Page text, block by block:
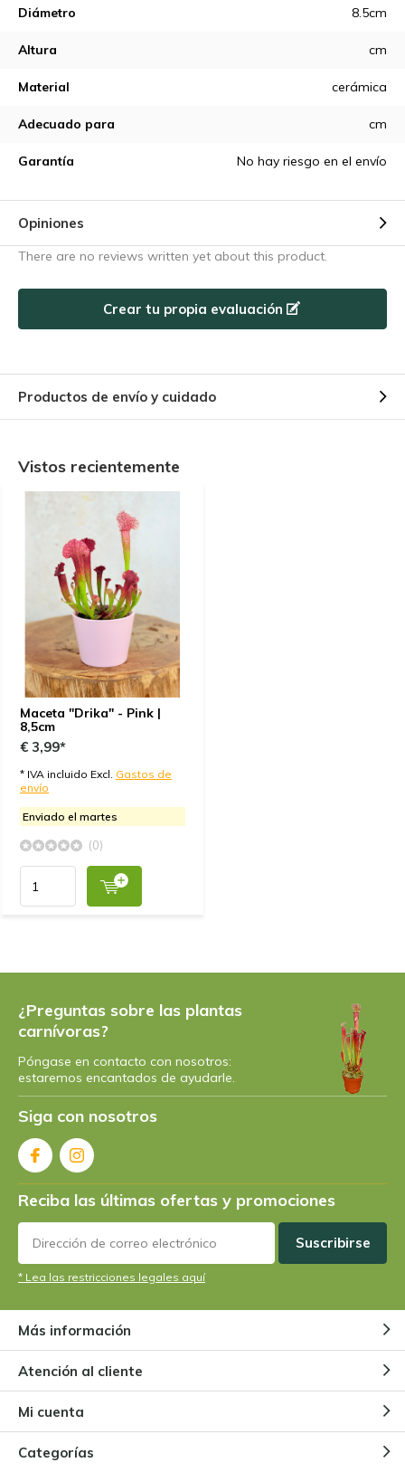
Diámetro 8.5cm
Altura cm
Material cerámica
Adecuado para cm
Garantía No hay riesgo en el envío
Opiniones
There are no reviews written yet about this product.
Crear tu propia evaluación
Productos de envío y cuidado
Vistos recientemente
Maceta "Drika" - Pink |
8,5cm
€ 3,99*
* IVA incluido Excl. Gastos de
envío
Enviado el martes
(0)
¿Preguntas sobre las plantas
carnívoras?
Póngase en contacto con nosotros:
estaremos encantados de ayudarle.
Siga con nosotros
Reciba las últimas ofertas y promociones
Suscribirse
* Lea las restricciones legales aquí
Más información
Atención al cliente
Mi cuenta
Categorías